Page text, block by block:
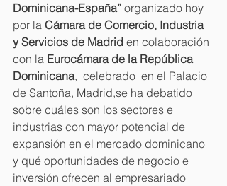
Dominicana-España” organizado hoy
por la Cámara de Comercio, Industria
y Servicios de Madrid en colaboración
con la Eurocámara de la República
Dominicana,  celebrado  en el Palacio
de Santoña, Madrid,se ha debatido
sobre cuáles son los sectores e
industrias con mayor potencial de
expansión en el mercado dominicano
y qué oportunidades de negocio e
inversión ofrecen al empresariado